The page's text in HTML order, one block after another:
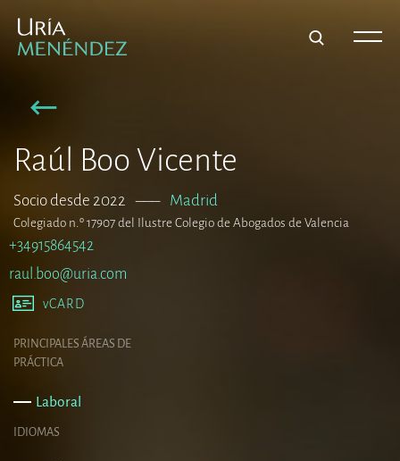
Raúl Boo Vicente
Socio desde 2022 ––– Madrid
Colegiado n.º 17907 del Ilustre Colegio de Abogados de Valencia
+34915864542
raul.boo@uria.com
vCARD
PRINCIPALES ÁREAS DE
PRÁCTICA
Laboral
IDIOMAS